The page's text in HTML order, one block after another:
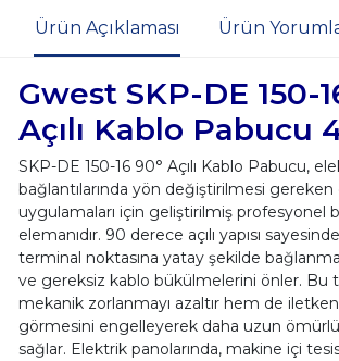
Ürün Açıklaması Ürün
Gwest SKP-DE 150-
Açılı Kablo Pabucu
SKP-DE 150-16 90° Açılı Kablo Pabucu,
bağlantılarında yön değiştirilmesi gereken
uygulamaları için geliştirilmiş profesyonel
elemanıdır. 90 derece açılı yapısı
terminal noktasına yatay şekilde
ve gereksiz kablo bükülmelerini önler. Bu
mekanik zorlanmayı azaltır hem de
görmesini engelleyerek daha uzun ömürlü
sağlar. Elektrik panolarında, makine içi